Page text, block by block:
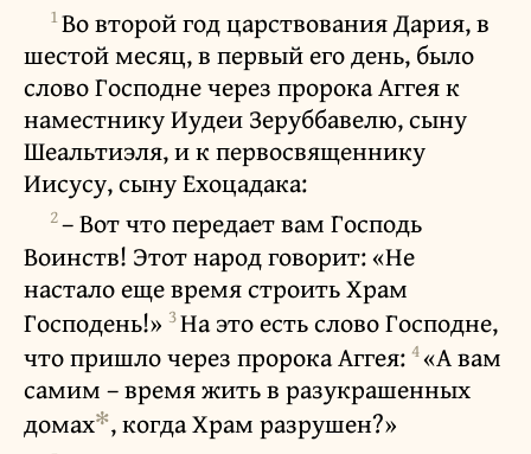
1Во второй год царствования Дария, в
шестой месяц, в первый его день, было
слово Господне через пророка Аггея к
наместнику Иудеи Зеруббавелю, сыну
Шеальтиэля, и к первосвященнику
Иисусу, сыну Ехоцадака:
2– Вот что передает вам Господь
Воинств! Этот народ говорит: «Не
настало еще время строить Храм
Господень!» 3На это есть слово Господне,
что пришло через пророка Аггея: 4«А вам
самим – время жить в разукрашенных
домах✻, когда Храм разрушен?»